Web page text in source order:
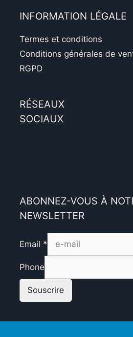
INFORMATION LÉGALE
Termes et conditions
Conditions générales de
RGPD
RÉSEAUX
SOCIAUX
ABONNEZ-VOUS À
NEWSLETTER
Email *
Phone
Souscrire